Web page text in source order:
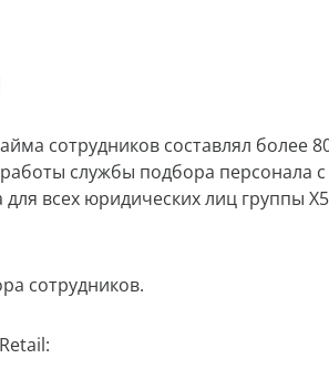
сотрудников составлял более
службы подбора персонала с
всех юридических лиц группы X5
сотрудников.